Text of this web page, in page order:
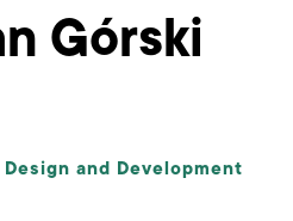
Górski
and Development